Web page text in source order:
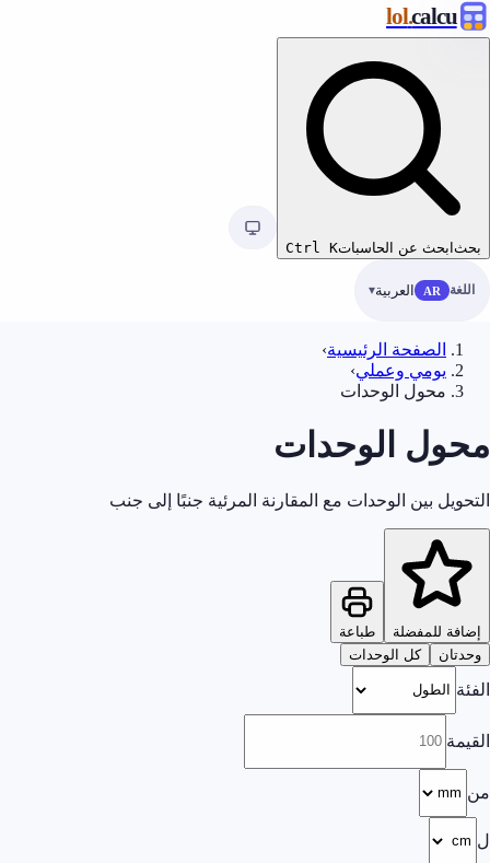
calcu
.lol
بحث ابحث عن الحاسبات Ctrl K
اللغة AR العربية
الصفحة الرئيسية›
يومي وعملي›
محول الوحدات
محول الوحدات
التحويل بين الوحدات مع المقارنة المرئية جنبًا إلى جنب
إضافة للمفضلة
طباعة
وحدتان
كل الوحدات
الفئة
القيمة
من
ل